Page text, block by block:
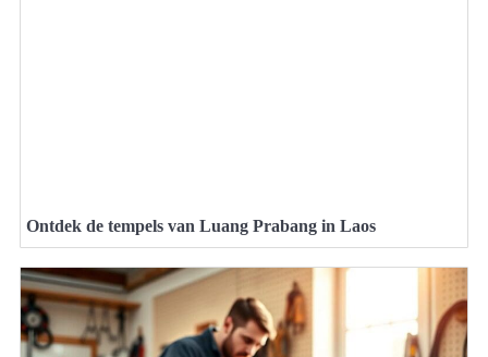
Ontdek de tempels van Luang Prabang in Laos